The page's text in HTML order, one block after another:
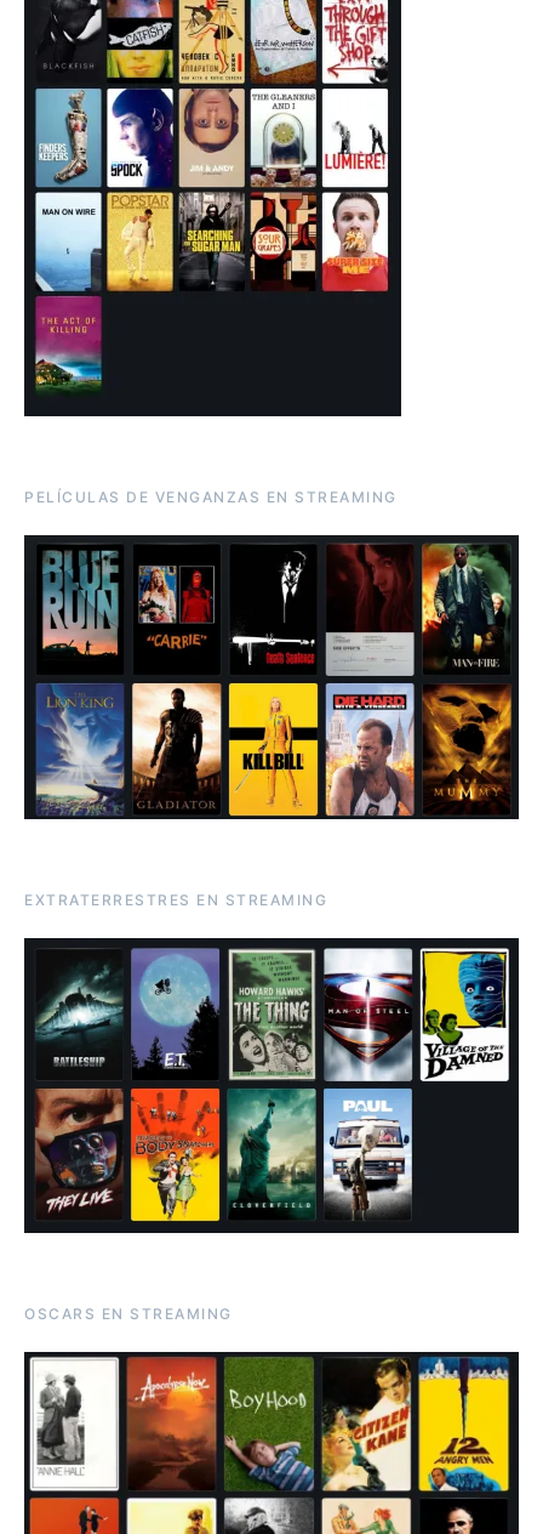
PELÍCULAS DE VENGANZAS EN STREAMING
EXTRATERRESTRES EN STREAMING
OSCARS EN STREAMING